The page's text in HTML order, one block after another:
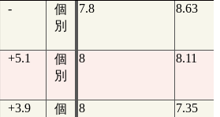
-
個
別
7.8 8.63
+5.1
個
別
8 8.11
+3.9
個
8 7.35